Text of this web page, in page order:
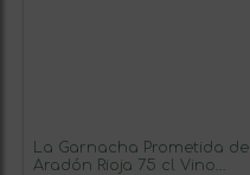
La Garnacha Prometida de
Aradón Rioja 75 cl Vino